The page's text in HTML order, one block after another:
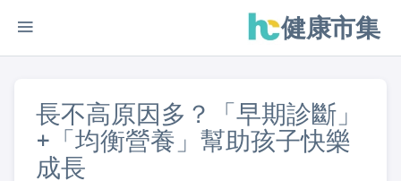
健康市集
長不高原因多？「早期診斷」
+「均衡營養」幫助孩子快樂
成長